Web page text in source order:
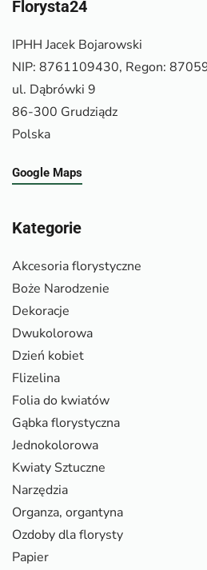
Florysta24
IPHH Jacek Bojarowski
NIP: 8761109430, Regon:
ul. Dąbrówki 9
86-300 Grudziądz
Polska
Google Maps
Kategorie
Akcesoria florystyczne
Boże Narodzenie
Dekoracje
Dwukolorowa
Dzień kobiet
Flizelina
Folia do kwiatów
Gąbka florystyczna
Jednokolorowa
Kwiaty Sztuczne
Narzędzia
Organza, organtyna
Ozdoby dla florysty
Papier